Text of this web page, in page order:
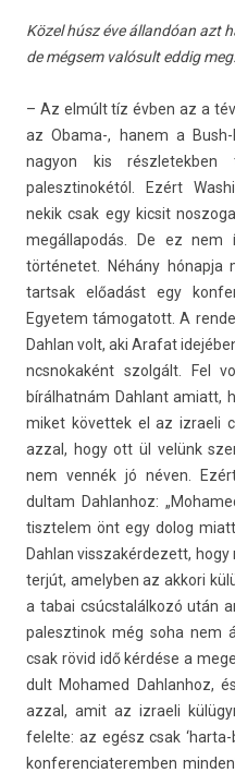
Közel húsz éve állandóan azt
de mégsem valósult eddig meg.
– Az elmúlt tíz évben az a
az Obama-, hanem a
nagyon kis
palesztinokétól. Ezért
nekik csak egy kic­sit
megál­lapodás. De ez
történetet. Néhány hónapja
tartsak előadást egy
Egyetem támogatott. A
Dah­lan volt, aki Arafat
ncsnokaként szolgált. Fel
bírálhatnám Dah­lant amiatt,
miket követ­tek el az iz­raeli
azzal, hogy ott ül velünk
nem vennék jó néven.
dultam Dah­lanhoz:
tisztelem önt egy dolog
Dah­lan visszakér­dezett,
ter­jút, amelyb­en az ak­kori
a tabai csúcstalálkozó után
palesztinok még soha nem
csak rövid idő kérdése a
dult Mohamed Dah­lanhoz,
azzal, amit az iz­raeli
felel­te: az egész csak
kon­feren­ciateremb­en